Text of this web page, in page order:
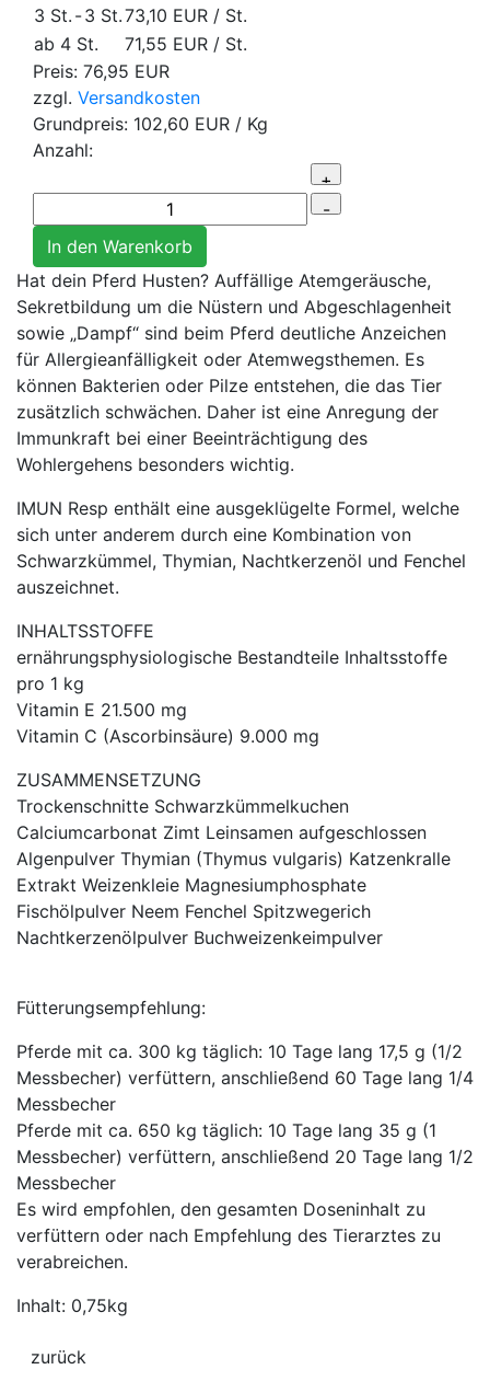
3 St. -3 St.73,10 EUR / St.
ab 4 St.
71,55 EUR / St.
Preis: 76,95 EUR
zzgl. Versandkosten
Grundpreis: 102,60 EUR / Kg
Anzahl:
Hat dein Pferd Husten? Auffällige Atemgeräusche,
Sekretbildung um die Nüstern und Abgeschlagenheit
sowie „Dampf“ sind beim Pferd deutliche Anzeichen
für Allergieanfälligkeit oder Atemwegsthemen. Es
können Bakterien oder Pilze entstehen, die das Tier
zusätzlich schwächen. Daher ist eine Anregung der
Immunkraft bei einer Beeinträchtigung des
Wohlergehens besonders wichtig.
IMUN Resp enthält eine ausgeklügelte Formel, welche
sich unter anderem durch eine Kombination von
Schwarzkümmel, Thymian, Nachtkerzenöl und Fenchel
auszeichnet.
INHALTSSTOFFE
ernährungsphysiologische Bestandteile Inhaltsstoffe
pro 1 kg
Vitamin E 21.500 mg
Vitamin C (Ascorbinsäure) 9.000 mg
ZUSAMMENSETZUNG
Trockenschnitte Schwarzkümmelkuchen
Calciumcarbonat Zimt Leinsamen aufgeschlossen
Algenpulver Thymian (Thymus vulgaris) Katzenkralle
Extrakt Weizenkleie Magnesiumphosphate
Fischölpulver Neem Fenchel Spitzwegerich
Nachtkerzenölpulver Buchweizenkeimpulver
Fütterungsempfehlung:
Pferde mit ca. 300 kg täglich: 10 Tage lang 17,5 g (1/2
Messbecher) verfüttern, anschließend 60 Tage lang 1/4
Messbecher
Pferde mit ca. 650 kg täglich: 10 Tage lang 35 g (1
Messbecher) verfüttern, anschließend 20 Tage lang 1/2
Messbecher
Es wird empfohlen, den gesamten Doseninhalt zu
verfüttern oder nach Empfehlung des Tierarztes zu
verabreichen.
Inhalt: 0,75kg